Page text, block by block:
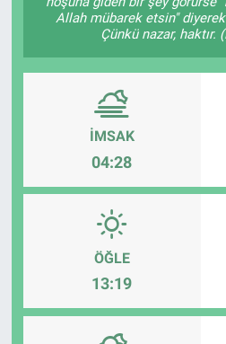
Allah mübarek etsin"
Çünkü nazar, haktır.
İMSAK
04:28
ÖĞLE
13:19